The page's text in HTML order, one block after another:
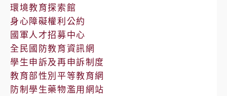
環境教育探索館
身心障礙權利公約
國軍人才招募中心
全民國防教育資訊網
學生申訴及再申訴制度
教育部性別平等教育網
防制學生藥物濫用網站